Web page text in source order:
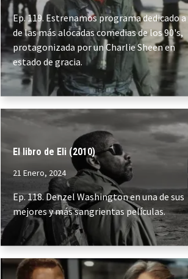
Ep. 119. Estrenamos programa dedicado a
de las más alocadas comedias de los 90's,
protagonizada por un Charlie Sheen en
estado de gracia.
El libro de Eli (2010)
21 Enero, 2024
Ep. 118. Denzel Washington en una de sus
mejores y más sangrientas películas.